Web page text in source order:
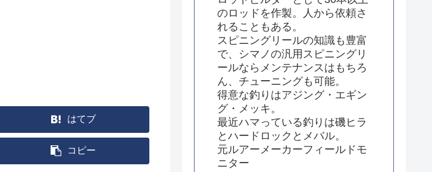
はてブ
コピー
のロッドを作製。人から依頼さ
れることもある。
スピニングリールの知識も豊富
で、シマノの汎用スピニングリ
ールならメンテナンスはもちろ
ん、チューニングも可能。
得意な釣りはアジング・エギン
グ・メッキ。
最近ハマっている釣りは磯ヒラ
とハードロックとメバル。
元ルアーメーカーフィールドモ
ニター